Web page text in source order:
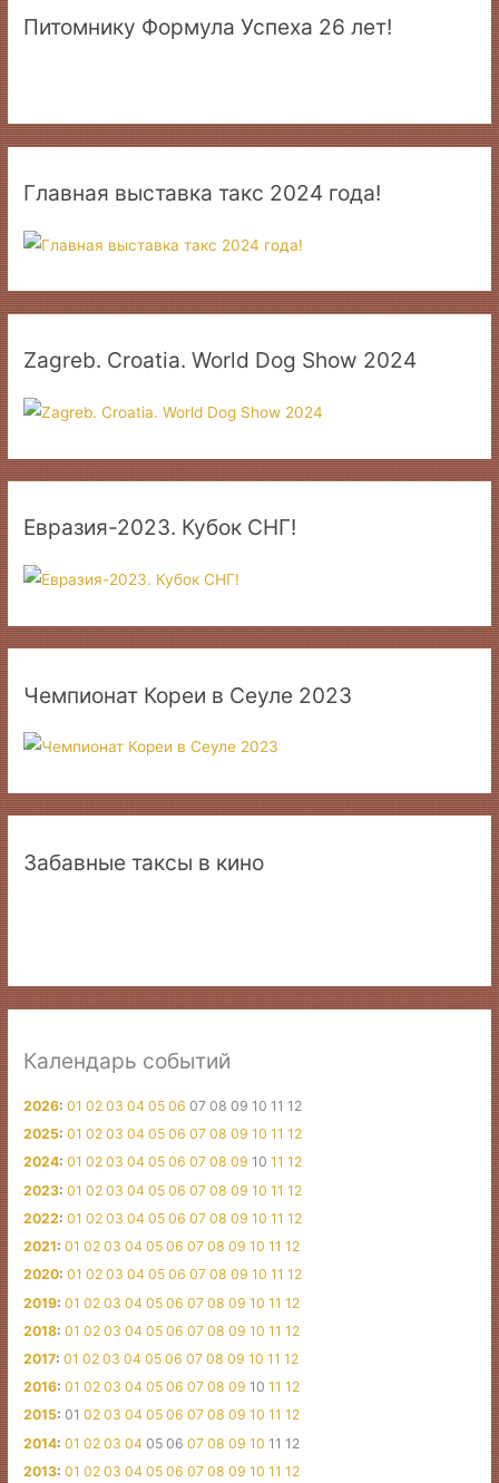
Питомнику Формула Успеха 26 лет!
Главная выставка такс 2024 года!
Zagreb. Croatia. World Dog Show 2024
Евразия-2023. Кубок СНГ!
Чемпионат Кореи в Сеуле 2023
Забавные таксы в кино
Календарь событий
2026:01 02 03 04 05 06 07 08 09 10 11 12
2025:01 02 03 04 05 06 07 08 09 10 11 12
2024:01 02 03 04 05 06 07 08 09 10 11 12
2023:01 02 03 04 05 06 07 08 09 10 11 12
2022:01 02 03 04 05 06 07 08 09 10 11 12
2021:01 02 03 04 05 06 07 08 09 10 11 12
2020:01 02 03 04 05 06 07 08 09 10 11 12
2019:01 02 03 04 05 06 07 08 09 10 11 12
2018:01 02 03 04 05 06 07 08 09 10 11 12
2017:01 02 03 04 05 06 07 08 09 10 11 12
2016:01 02 03 04 05 06 07 08 09 10 11 12
2015:01 02 03 04 05 06 07 08 09 10 11 12
2014:01 02 03 04 05 06 07 08 09 10 11 12
2013:01 02 03 04 05 06 07 08 09 10 11 12